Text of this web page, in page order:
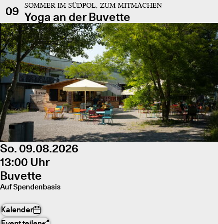
09
SOMMER IM SÜDPOL, ZUM MITMACHEN
Yoga an der Buvette
So. 09.08.2026
13:00 Uhr
Buvette
Auf Spendenbasis
Kalender